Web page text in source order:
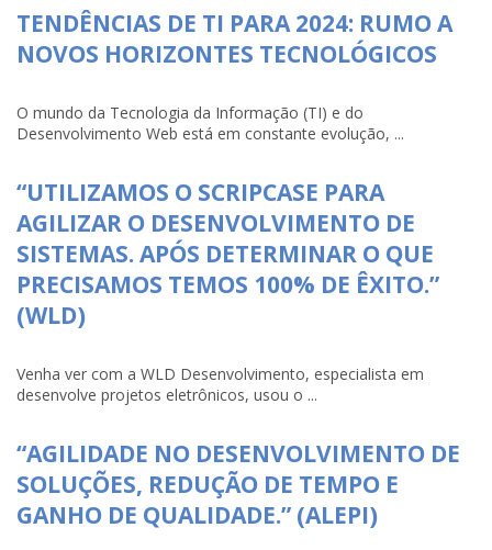
TENDÊNCIAS DE TI PARA 2024: RUMO A
NOVOS HORIZONTES TECNOLÓGICOS
O mundo da Tecnologia da Informação (TI) e do
Desenvolvimento Web está em constante evolução, ...
“UTILIZAMOS O SCRIPCASE PARA
AGILIZAR O DESENVOLVIMENTO DE
SISTEMAS. APÓS DETERMINAR O QUE
PRECISAMOS TEMOS 100% DE ÊXITO.”
(WLD)
Venha ver com a WLD Desenvolvimento, especialista em
desenvolve projetos eletrônicos, usou o ...
“AGILIDADE NO DESENVOLVIMENTO DE
SOLUÇÕES, REDUÇÃO DE TEMPO E
GANHO DE QUALIDADE.” (ALEPI)